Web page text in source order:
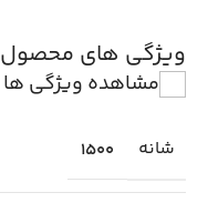
ویژگی های محصول
مشاهده ویژگی ها
شانه 1500